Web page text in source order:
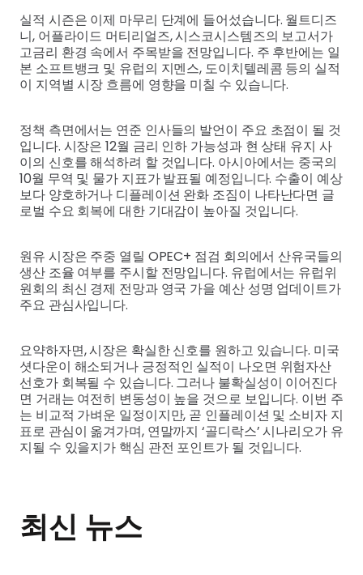
실적 시즌은 이제 마무리 단계에 들어섰습니다. 월트디즈
니, 어플라이드 머티리얼즈, 시스코시스템즈의 보고서가
고금리 환경 속에서 주목받을 전망입니다. 주 후반에는 일
본 소프트뱅크 및 유럽의 지멘스, 도이치텔레콤 등의 실적
이 지역별 시장 흐름에 영향을 미칠 수 있습니다.
정책 측면에서는 연준 인사들의 발언이 주요 초점이 될 것
입니다. 시장은 12월 금리 인하 가능성과 현 상태 유지 사
이의 신호를 해석하려 할 것입니다. 아시아에서는 중국의
10월 무역 및 물가 지표가 발표될 예정입니다. 수출이 예상
보다 양호하거나 디플레이션 완화 조짐이 나타난다면 글
로벌 수요 회복에 대한 기대감이 높아질 것입니다.
원유 시장은 주중 열릴 OPEC+ 점검 회의에서 산유국들의
생산 조율 여부를 주시할 전망입니다. 유럽에서는 유럽위
원회의 최신 경제 전망과 영국 가을 예산 성명 업데이트가
주요 관심사입니다.
요약하자면, 시장은 확실한 신호를 원하고 있습니다. 미국
셧다운이 해소되거나 긍정적인 실적이 나오면 위험자산
선호가 회복될 수 있습니다. 그러나 불확실성이 이어진다
면 거래는 여전히 변동성이 높을 것으로 보입니다. 이번 주
는 비교적 가벼운 일정이지만, 곧 인플레이션 및 소비자 지
표로 관심이 옮겨가며, 연말까지 ‘골디락스’ 시나리오가 유
지될 수 있을지가 핵심 관전 포인트가 될 것입니다.
최신 뉴스